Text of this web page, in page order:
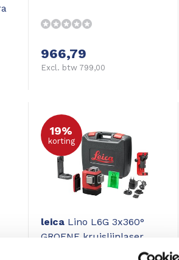
966,79
Excl. btw 799,00
19%
korting
leicaLino L6G 3x360°
GROENE kruislijnlaser